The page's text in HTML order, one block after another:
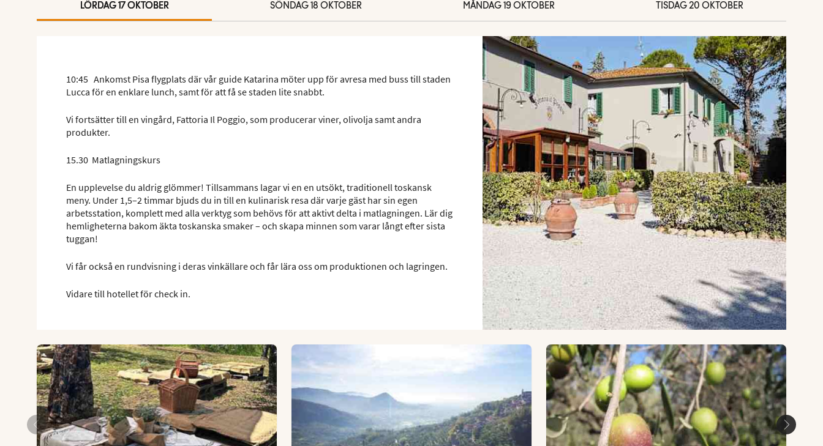
LÖRDAG 17 OKTOBER SÖNDAG 18 OKTOBER MÅNDAG 19 OKTOBER TISDAG 20 OKTOBER
10:45 Ankomst Pisa flygplats där vår guide Katarina möter upp för avresa med buss till staden
Lucca för en enklare lunch, samt för att få se staden lite snabbt.
Vi fortsätter till en vingård, Fattoria Il Poggio, som producerar viner, olivolja samt andra
produkter.
15.30 Matlagningskurs
En upplevelse du aldrig glömmer! Tillsammans lagar vi en en utsökt, traditionell toskansk
meny. Under 1,5–2 timmar bjuds du in till en kulinarisk resa där varje gäst har sin egen
arbetsstation, komplett med alla verktyg som behövs för att aktivt delta i matlagningen. Lär dig
hemligheterna bakom äkta toskanska smaker – och skapa minnen som varar långt efter sista
tuggan!
Vi får också en rundvisning i deras vinkällare och får lära oss om produktionen och lagringen.
Vidare till hotellet för check in.